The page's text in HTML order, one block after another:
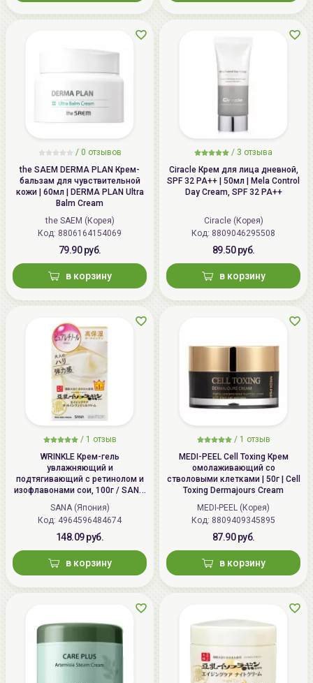
грандис, экстракт куркумы,
экстракт кораллины целебной,
экстракт цветка алоэ,
фруктовый экстракт баклажана,
лимонная кислота, токоферол,
цитрат натрия, бензоат натрия,
этилгексилглицерин,
ароматизаторы.
Дата
производства:
смотрите на упаковке
Срок годности:
дату окончания срока годности
смотрите на упаковке
Производитель:
[Holika Holika] "Enprani Co., Ltd.",
Республика Корея, Republic of
Korea, 401, CTS B/D, Noryangjin-ro,
Dongjak-gu, Seoul
Импортер в
Беларусь:
220020 Минск, ул.Радужная 4/1-
136. www.allcosmetics.by, E-mail:
info@allcosmetics.by,
тел.:+375296131336
/ 0 отзывов
the SAEM DERMA PLAN Крем-
бальзам для чувствительной
кожи | 60мл | DERMA PLAN Ultra
Balm Cream
the SAEM (Корея)
Код: 8806164154069
79.90 руб.
в корзину
/ 3 отзыва
Ciracle Крем для лица дневной,
SPF 32 PA++ | 50мл | Mela Control
Day Cream, SPF 32 PA++
Ciracle (Корея)
Код: 8809046295508
89.50 руб.
в корзину
/ 1 отзыв
WRINKLE Крем-гель
увлажняющий и
подтягивающий с ретинолом и
изофлавонами сои, 100г / SANA
WRINKLE Gel Cream
SANA (Япония)
Код: 4964596484674
148.09 руб.
в корзину
/ 1 отзыв
MEDI-PEEL Cell Toxing Крем
омолаживающий со
стволовыми клетками | 50г | Cell
Toxing Dermajours Cream
MEDI-PEEL (Корея)
Код: 8809409345895
87.90 руб.
в корзину